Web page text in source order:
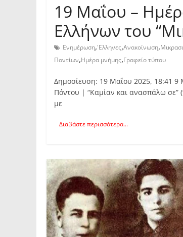
19 Μαΐου –
Ελλήνων του
Ενημέρωση,'Ελληνες,Ανακοίνωση,
Ποντίων,Ημέρα μνήμης,Γραφείο τύπου
Δημοσίευση: 19 Μαΐου 2025, 18:41 9
Πόντου | “Καμίαν και ανασπάλω σε”
με
Διαβάστε περισσότερα...